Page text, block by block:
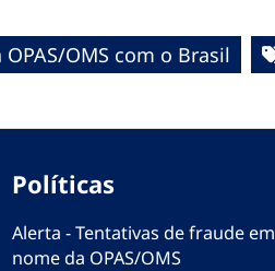
OMS com o Brasil
Políticas
Alerta - Tentativas de fraude em
nome da OPAS/OMS